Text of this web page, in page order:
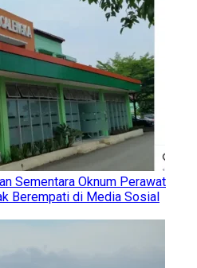
Sementara Oknum Perawat
Berempati di Media Sosial